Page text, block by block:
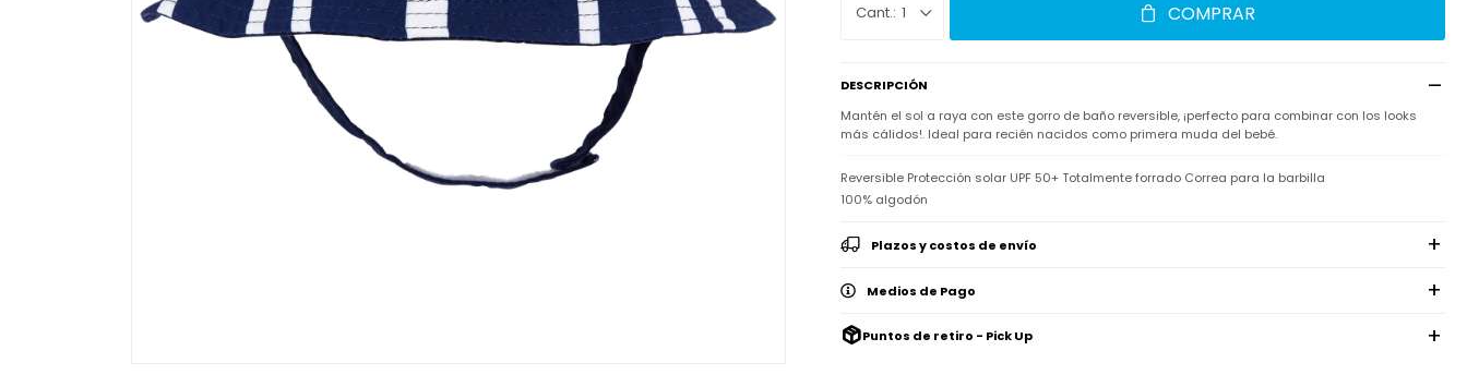
1 COMPRAR
DESCRIPCIÓN
Mantén el sol a raya con este gorro de baño reversible, ¡perfecto para combinar con los looks
más cálidos!. Ideal para recién nacidos como primera muda del bebé.
Reversible Protección solar UPF 50+ Totalmente forrado Correa para la barbilla
100% algodón
Plazos y costos de envío
Medios de Pago
Puntos de retiro - Pick Up